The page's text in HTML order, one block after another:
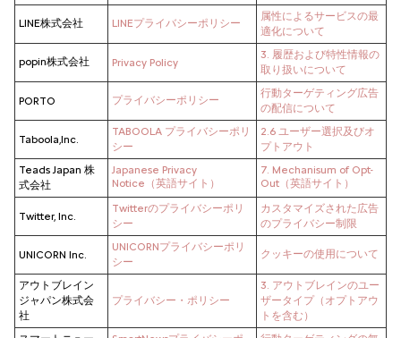
LINE株式会社 LINEプライバシーポリシー
属性によるサービスの最
適化について
popin株式会社 Privacy Policy
3. 履歴および特性情報の
取り扱いについて
PORTO プライバシーポリシー
行動ターゲティング広告
の配信について
Taboola,Inc.
TABOOLA プライバシーポリ
シー
2.6 ユーザー選択及びオ
プトアウト
Teads Japan 株
式会社
Japanese Privacy
Notice（英語サイト）
7. Mechanisum of Opt-
Out（英語サイト）
Twitter, Inc.
Twitterのプライバシーポリ
シー
カスタマイズされた広告
のプライバシー制限
UNICORN Inc.
UNICORNプライバシーポリ
シー
クッキーの使用について
アウトブレイン
ジャパン株式会
社
プライバシー・ポリシー
3. アウトブレインのユー
ザータイプ（オプトアウ
トを含む）